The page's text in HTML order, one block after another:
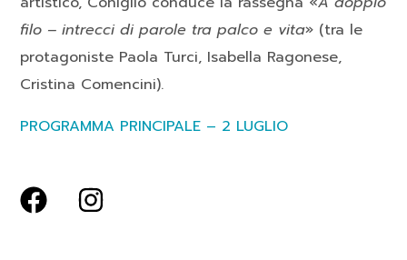
filo – intrecci di parole tra palco e vita» (tra le
protagoniste Paola Turci, Isabella Ragonese,
Cristina Comencini).
PROGRAMMA PRINCIPALE – 2 LUGLIO